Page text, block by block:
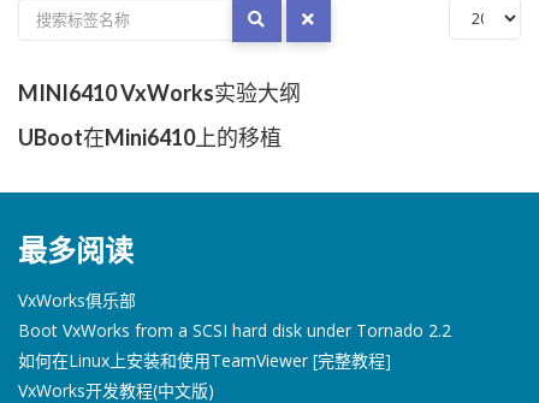
MINI6410 VxWorks实验大纲
UBoot在Mini6410上的移植
最多阅读
VxWorks俱乐部
Boot VxWorks from a SCSI hard disk under Tornado 2.2
如何在Linux上安装和使用TeamViewer [完整教程]
VxWorks开发教程(中文版)